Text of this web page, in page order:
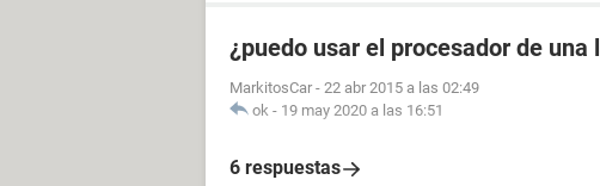
¿puedo usar el procesador de
MarkitosCar - 22 abr 2015 a las 02:49
ok - 19 may 2020 a las 16:51
6 respuestas